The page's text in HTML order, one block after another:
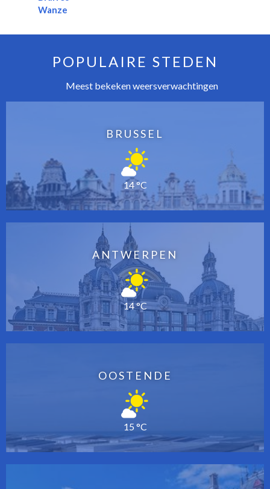
Wanze
POPULAIRE STEDEN
Meest bekeken weersverwachtingen
BRUSSEL
14 °C
ANTWERPEN
14 °C
OOSTENDE
15 °C